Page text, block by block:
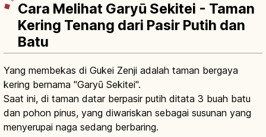
Cara Melihat Garyū Sekitei - Taman
Kering Tenang dari Pasir Putih dan
Batu
Yang membekas di Gukei Zenji adalah taman bergaya
kering bernama "Garyū Sekitei".
Saat ini, di taman datar berpasir putih ditata 3 buah batu
dan pohon pinus, yang diwariskan sebagai susunan yang
menyerupai naga sedang berbaring.